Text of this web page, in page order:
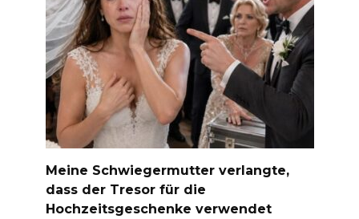
Meine Schwiegermutter verlangte,
dass der Tresor für die
Hochzeitsgeschenke verwendet